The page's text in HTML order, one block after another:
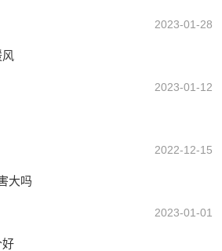
2023-01-28
2023-01-12
2022-12-15
大吗
2023-01-01
好